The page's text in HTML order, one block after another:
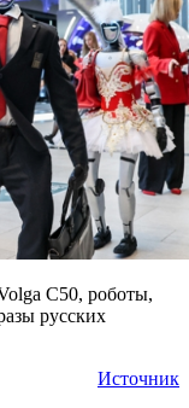
C50, роботы,
русских
Источник